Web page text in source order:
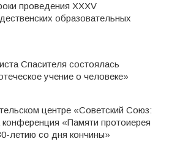
проведения XXXV
образовательных
Спасителя состоялась
учение о человеке»
центре «Советский Союз:
«Памяти протоиерея
летию со дня кончины»